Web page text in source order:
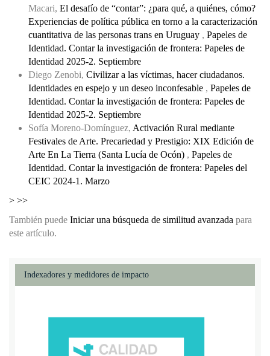
Macari, El desafío de “contar”: ¿para qué, a quiénes, cómo?
Experiencias de política pública en torno a la caracterización
cuantitativa de las personas trans en Uruguay , Papeles de
Identidad. Contar la investigación de frontera: Papeles de
Identidad 2025-2. Septiembre
Diego Zenobi, Civilizar a las víctimas, hacer ciudadanos.
Identidades en espejo y un deseo inconfesable , Papeles de
Identidad. Contar la investigación de frontera: Papeles de
Identidad 2025-2. Septiembre
Sofía Moreno-Domínguez, Activación Rural mediante
Festivales de Arte. Precariedad y Prestigio: XIX Edición de
Arte En La Tierra (Santa Lucía de Ocón) , Papeles de
Identidad. Contar la investigación de frontera: Papeles del
CEIC 2024-1. Marzo
> >>
También puede Iniciar una búsqueda de similitud avanzada para
este artículo.
Indexadores y medidores de impacto